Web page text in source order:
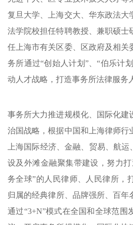
复旦大学、上海交大、华东政法大
法学院校担任特聘教授、兼职硕士
任上海市有关区委、区政府及相关
务所通过“创始人计划”、“伯乐计
动人才战略，打造事务所法律服务
事务所大力推进规模化、国际化建
治国战略，根据中国和上海律师行
上海国际经济、金融、贸易、航运
设及外滩金融聚集带建设，努力
务全球”的人民律师、人民律所，
归属的经典律所、品牌强所、百年
通过“3+N”模式在全国和全球范围